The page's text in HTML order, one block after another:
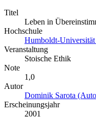
Titel
Leben in
Hochschule
Humboldt-
Veranstaltung
Stoische Ethik
Note
1,0
Autor
Dominik Sarota
Erscheinungsjahr
2001